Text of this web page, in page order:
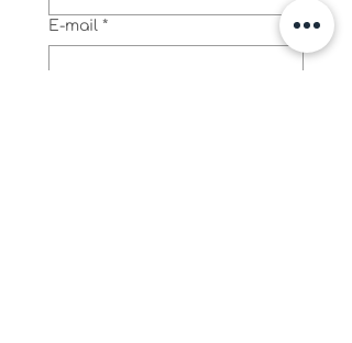
E-mail *